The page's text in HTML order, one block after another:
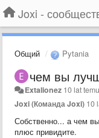
Общий Pytania
чем вы
Extalionez 10 lat temu
Joxi (Команда Joxi) 10
Собственно... а чем
плюс привидите.